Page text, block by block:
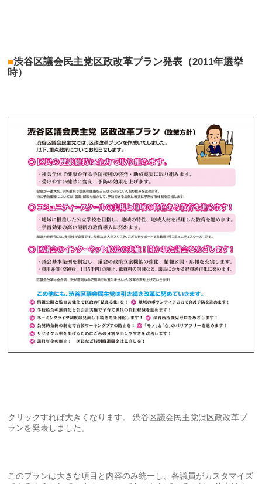
■渋谷区議会民主党区政改革プラン発表（2011年選挙
時）
クリックすれば大きくなります。 渋谷区議会民主党は区政改革プ
ランを発表しました。
このプランは大きな項目と内容のみ統一し、各議員がカスタマイズ